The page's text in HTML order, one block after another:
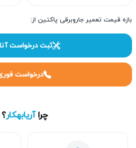
بازه قیمت تعمیر جاروبرقی پاکتین از:
ثبت درخواست
درخواست
چراآریابهکار؟